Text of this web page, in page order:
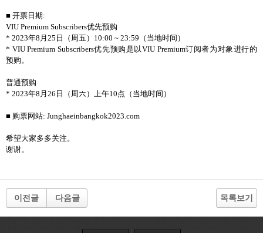
■ 开票日期:
VIU Premium Subscribers优先预购
* 2023年8月25日（周五）10:00 ~ 23:59（当地时间）
* VIU Premium Subscribers优先预购是以VIU Premium订阅者为对象进行的
预购。
普通预购
* 2023年8月26日（周六）上午10点（当地时间）
■ 购票网站: Junghaeinbangkok2023.com
希望大家多多关注。
谢谢。
이전글 다음글 목록보기